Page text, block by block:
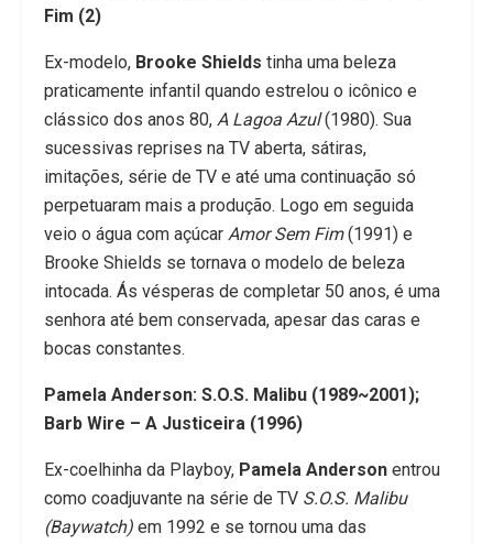
Fim (2)
Ex-modelo, Brooke Shields tinha uma beleza
praticamente infantil quando estrelou o icônico e
clássico dos anos 80, A Lagoa Azul(1980). Sua
sucessivas reprises na TV aberta, sátiras,
imitações, série de TV e até uma continuação só
perpetuaram mais a produção. Logo em seguida
veio o água com açúcar Amor Sem Fim(1991) e
Brooke Shields se tornava o modelo de beleza
intocada. Ás vésperas de completar 50 anos, é uma
senhora até bem conservada, apesar das caras e
bocas constantes.
Pamela Anderson: S.O.S. Malibu (1989~2001);
Barb Wire – A Justiceira (1996)
Ex-coelhinha da Playboy, Pamela Anderson entrou
como coadjuvante na série de TV S.O.S. Malibu
(Baywatch) em 1992 e se tornou uma das